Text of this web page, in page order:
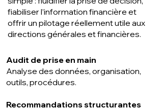
fiabiliser l’information financière et
offrir un pilotage réellement utile aux
directions générales et financières.
Audit de prise en main
Analyse des données, organisation,
outils, procédures.
Recommandations structurantes